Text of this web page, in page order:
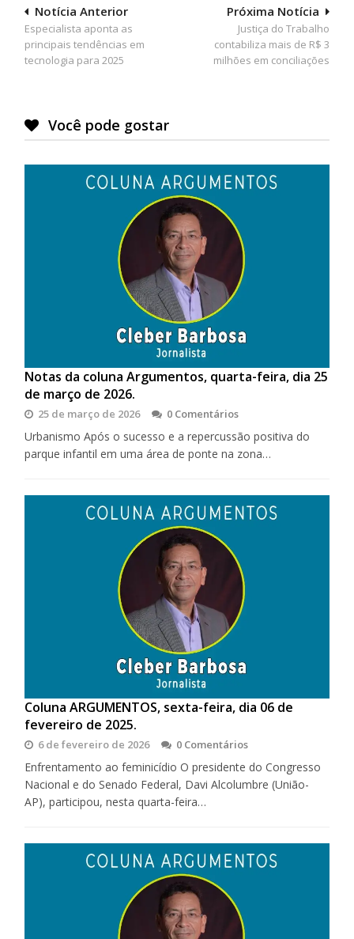
Navegação
de
Post
Próxima Notícia
Justiça do Trabalho
contabiliza mais de R$ 3
milhões em conciliações
Notícia Anterior
Especialista aponta as
principais tendências em
tecnologia para 2025
Você pode gostar
Notas da coluna Argumentos, quarta-feira, dia 25
de março de 2026.
25 de março de 2026 0 Comentários
Urbanismo Após o sucesso e a repercussão positiva do
parque infantil em uma área de ponte na zona…
Coluna ARGUMENTOS, sexta-feira, dia 06 de
fevereiro de 2025.
6 de fevereiro de 2026 0 Comentários
Enfrentamento ao feminicídio O presidente do Congresso
Nacional e do Senado Federal, Davi Alcolumbre (União-
AP), participou, nesta quarta-feira…